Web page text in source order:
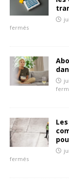
fermés
fermés